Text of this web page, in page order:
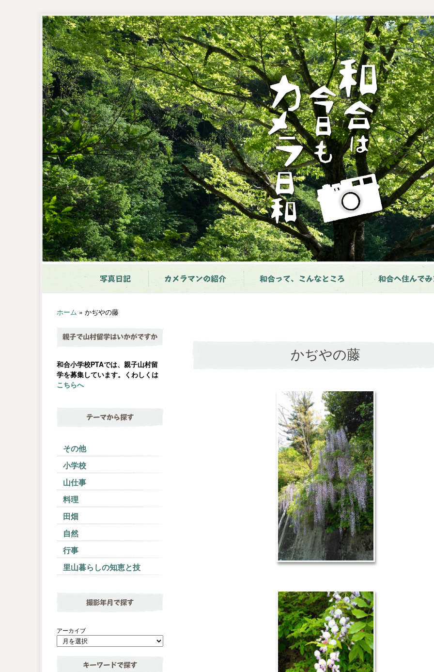
写真日記 カメラマンの紹介 和合って、こんなところ 和合へ住んで
ホーム » かぢやの藤
かぢやの藤
親子で山村留学はいかがですか
和合小学校PTAでは、親子山村留
学を募集しています。くわしくは
こちらへ
テーマから探す
その他
小学校
山仕事
料理
田畑
自然
行事
里山暮らしの知恵と技
撮影年月で探す
アーカイブ
キーワードで探す